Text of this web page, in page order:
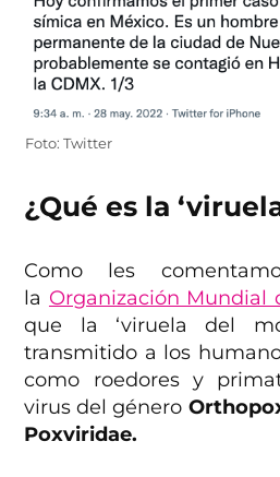
Foto: Twitter
¿Qué es la
Como les
la Organización Mundial
que la ‘viruela del
transmitido a los
como roedores y
virus del género
Poxviridae.